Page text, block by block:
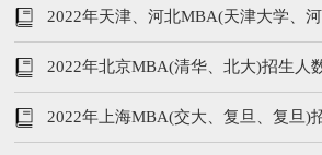
费、分数线，学制汇总
2022年天津、河北MBA(天津大学、
费、分数线，学制
2022年北京MBA(清华、北大)招生人
制汇总
2022年上海MBA(交大、复旦、复旦)